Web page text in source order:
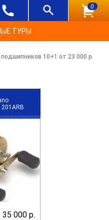
0
ТУРЫ
10+1 от 23 000 р.
35 000 р.